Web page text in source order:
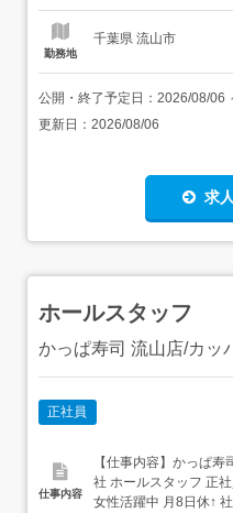
勤務地
千葉県 流山市
公開・終了予定日： 2026/08/06
更新日： 2026/08/06
求
ホールスタッフ
かっぱ寿司 流山店/カッ
正社員
仕事内容
【仕事内容】かっぱ
社 ホールスタッフ 正社員 上場企業 残40時間↓ 中途50%↑
女性活躍中 月8日休↑